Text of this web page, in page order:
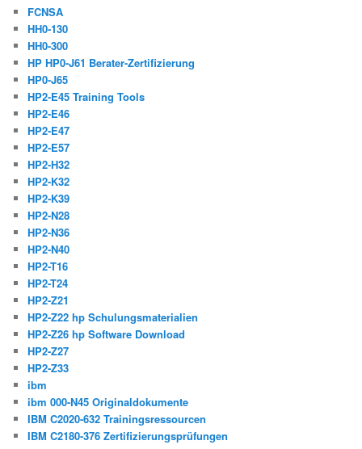
FCNSA
HH0-130
HH0-300
HP HP0-J61 Berater-Zertifizierung
HP0-J65
HP2-E45 Training Tools
HP2-E46
HP2-E47
HP2-E57
HP2-H32
HP2-K32
HP2-K39
HP2-N28
HP2-N36
HP2-N40
HP2-T16
HP2-T24
HP2-Z21
HP2-Z22 hp Schulungsmaterialien
HP2-Z26 hp Software Download
HP2-Z27
HP2-Z33
ibm
ibm 000-N45 Originaldokumente
IBM C2020-632 Trainingsressourcen
IBM C2180-376 Zertifizierungsprüfungen